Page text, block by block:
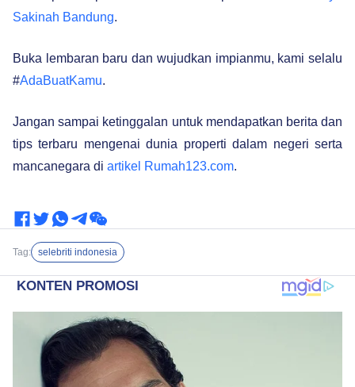
Sakinah Bandung.
Buka lembaran baru dan wujudkan impianmu, kami selalu
#AdaBuatKamu.
Jangan sampai ketinggalan untuk mendapatkan berita dan
tips terbaru mengenai dunia properti dalam negeri serta
mancanegara di artikel Rumah123.com.
Tag: selebriti indonesia